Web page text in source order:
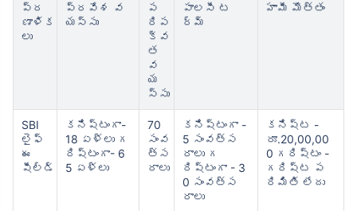
ప్ర
ణాళిక
లు
ప్రవేశ వ
యస్సు
ప
రిప
క్వ
త
వ
య
స్సు
పాలసీ ట
ర్మ్
హామీ మొత్తం
SBI
లైఫ్
ఈ
షీల్డ్
కనిష్టంగా-
18 ఏళ్లు గ
రిష్టంగా- 6
5 ఏళ్లు
70
సంవ
త్స
రాలు
కనిష్టంగా -
5 సంవత్స
రాలు గ
రిష్టంగా - 3
0 సంవత్స
రాలు
కనిష్ట -
రూ.20,00,00
0 గరిష్టం -
గరిష్ట ప
రిమితి లేదు